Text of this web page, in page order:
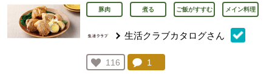
豚肉 煮る ご飯がすすむ メイン料理
生活クラブカタログさん
お気に入り登録：
116
人が登録
コメント：
1